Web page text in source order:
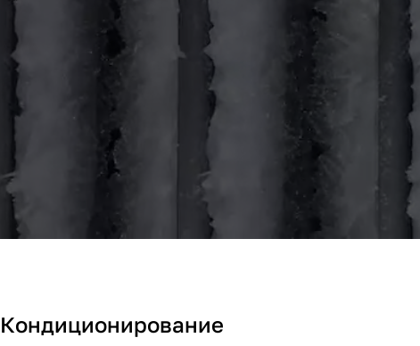
Кондиционирование
Кондиционирование